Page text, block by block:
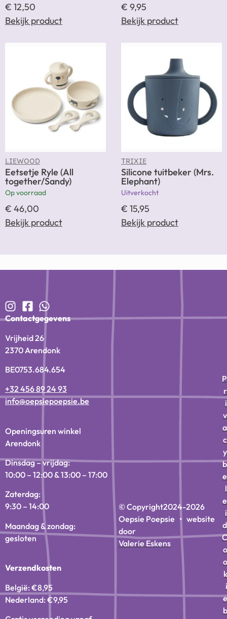
€ 12,50
Bekijk product
€ 9,95
Bekijk product
LIEWOOD
Eetsetje Ryle (All
together/Sandy)
Op voorraad
€ 46,00
Bekijk product
TRIXIE
Silicone tuitbeker (Mrs.
Elephant)
Uitverkocht
€ 15,95
Bekijk product
Contactgegevens
Vrijheid 26
2370 Arendonk
BE0753.684.654
+32 456 89 24 93
info@oepsiepoepsie.be
Openingsuren winkel
Arendonk
Dinsdag – vrijdag:
10:00 – 12:00 & 13:00 – 17:00
Zaterdag:
9:30 – 14:00
Maandag & zondag:
gesloten
Verzendkosten
België: €8,95
Nederland: €9,95
© Copyright2024-2026
Oepsie Poepsie • website
door
Valerie Eskens
P
r
i
v
a
c
y
b
e
l
e
i
d
C
o
o
k
i
e
b